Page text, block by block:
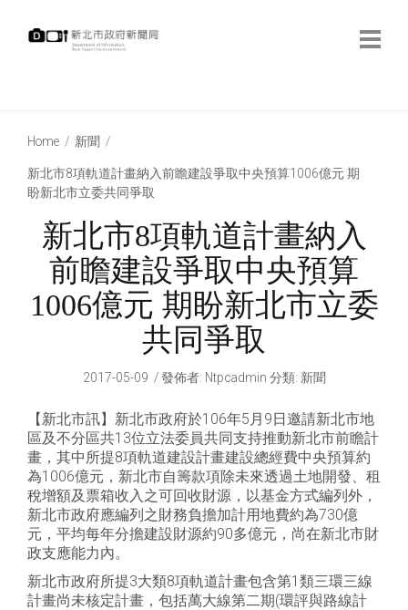
Home 新聞
新北市8項軌道計畫納入前瞻建設爭取中央預算1006億元 期
盼新北市立委共同爭取
新北市8項軌道計畫納入
前瞻建設爭取中央預算
1006億元 期盼新北市立委
共同爭取
2017-05-09 發佈者: Ntpcadmin 分類: 新聞
【新北市訊】新北市政府於106年5月9日邀請新北市地
區及不分區共13位立法委員共同支持推動新北市前瞻計
畫，其中所提8項軌道建設計畫建設總經費中央預算約
為1006億元，新北市自籌款項除未來透過土地開發、租
稅增額及票箱收入之可回收財源，以基金方式編列外，
新北市政府應編列之財務負擔加計用地費約為730億
元，平均每年分擔建設財源約90多億元，尚在新北市財
政支應能力內。
新北市政府所提3大類8項軌道計畫包含第1類三環三線
計畫尚未核定計畫，包括萬大線第二期(環評與路線計